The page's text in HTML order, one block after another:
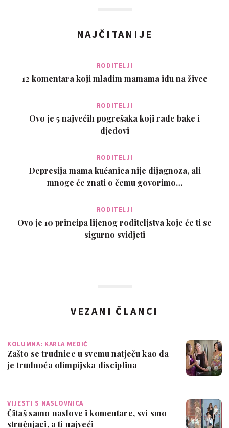
spoznate njen razvoj. Pišite na e-pošto:
NAJČITANIJE
RODITELJI
12 komentara koji mladim mamama idu na živce
RODITELJI
Ovo je 5 najvećih pogrešaka koji rade bake i
djedovi
RODITELJI
Depresija mama kućanica nije dijagnoza, ali
mnoge će znati o čemu govorimo…
RODITELJI
Ovo je 10 principa lijenog roditeljstva koje će ti se
sigurno svidjeti
VEZANI ČLANCI
KOLUMNA: KARLA MEDIĆ
Zašto se trudnice u svemu natječu kao da
je trudnoća olimpijska disciplina
VIJESTI S NASLOVNICA
Čitaš samo naslove i komentare, svi smo
stručnjaci, a ti najveći